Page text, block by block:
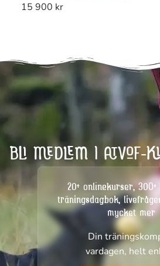
15 900 kr
BLI MEDLEM I ATVOF-
20+ onlinekurser, 300+
träningsdagbok,
mycket mer
Din
vardagen, helt